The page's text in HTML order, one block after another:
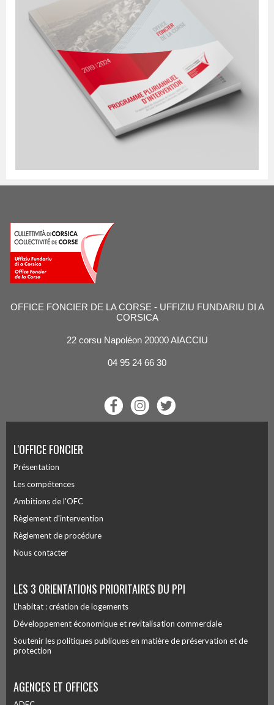
OFFICE FONCIER DE LA CORSE - UFFIZIU FUNDARIU DI A
CORSICA
22 corsu Napoléon 20000 AIACCIU
04 95 24 66 30
L'OFFICE FONCIER
Présentation
Les compétences
Ambitions de l'OFC
Règlement d'intervention
Règlement de procédure
Nous contacter
LES 3 ORIENTATIONS PRIORITAIRES DU PPI
L'habitat : création de logements
Développement économique et revitalisation commerciale
Soutenir les politiques publiques en matière de préservation et de
protection
AGENCES ET OFFICES